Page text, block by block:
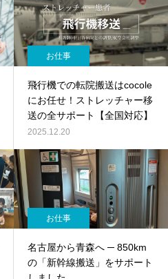
お仕事
飛行機での転院搬送はcocole
にお任せ！ストレッチャー移
送の全サポート【全国対応】
2025.12.20
お仕事
名古屋から青森へ ─ 850km
の「新幹線搬送」をサポート